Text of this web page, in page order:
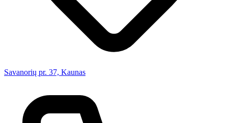
Savanorių pr. 37, Kaunas